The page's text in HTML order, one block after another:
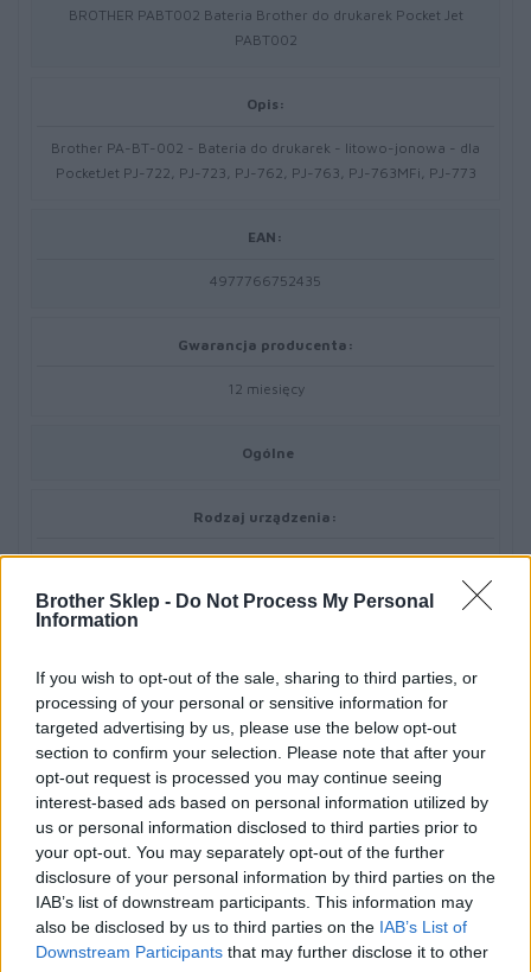
Brother Sklep - Do Not Process My Personal
Information
If you wish to opt-out of the sale, sharing to third parties, or
processing of your personal or sensitive information for
targeted advertising by us, please use the below opt-out
section to confirm your selection. Please note that after your
opt-out request is processed you may continue seeing
interest-based ads based on personal information utilized by
us or personal information disclosed to third parties prior to
your opt-out. You may separately opt-out of the further
disclosure of your personal information by third parties on the
IAB’s list of downstream participants. This information may
also be disclosed by us to third parties on the IAB’s List of
Downstream Participants that may further disclose it to other
BROTHER PABT002 Bateria Brother do drukarek Pocket Jet
PABT002
Opis:
Brother PA-BT-002 - Bateria do drukarek - litowo-jonowa - dla
PocketJet PJ-722, PJ-723, PJ-762, PJ-763, PJ-763MFi, PJ-773
EAN:
4977766752435
Gwarancja producenta:
12 miesięcy
Ogólne
Rodzaj urządzenia:
Bateria do drukarek
Technologia:
Litowo-jonowa
Napięcie wyjściowe:
Informacja o kompatybilnosci